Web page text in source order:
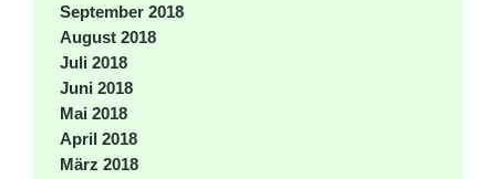
September 2018
August 2018
Juli 2018
Juni 2018
Mai 2018
April 2018
März 2018